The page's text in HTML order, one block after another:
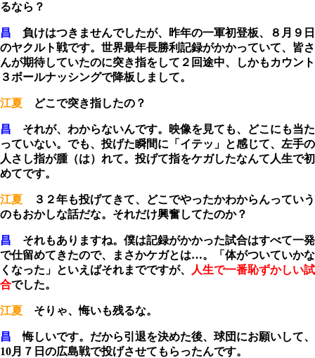
るなら？
昌 負けはつきませんでしたが、昨年の一軍初登板、８月９日
のヤクルト戦です。世界最年長勝利記録がかかっていて、皆さ
んが期待していたのに突き指をして２回途中、しかもカウント
３ボールナッシングで降板しまして。
江夏 どこで突き指したの？
昌 それが、わからないんです。映像を見ても、どこにも当た
っていない。でも、投げた瞬間に「イテッ」と感じて、左手の
人さし指が腫（は）れて。投げて指をケガしたなんて人生で初
めてです。
江夏 ３２年も投げてきて、どこでやったかわからんっていう
のもおかしな話だな。それだけ興奮してたのか？
昌 それもありますね。僕は記録がかかった試合はすべて一発
で仕留めてきたので、まさかケガとは…。「体がついていかな
くなった」といえばそれまでですが、
人生で一番恥ずかしい試
合でした。
江夏 そりゃ、悔いも残るな。
昌 悔しいです。だから引退を決めた後、球団にお願いして、
10月７日の広島戦で投げさせてもらったんです。